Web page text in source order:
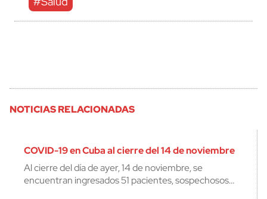
NOTICIAS RELACIONADAS
COVID-19 en Cuba al cierre del 14 de noviembre
Al cierre del día de ayer, 14 de noviembre, se
encuentran ingresados 51 pacientes, sospechosos…